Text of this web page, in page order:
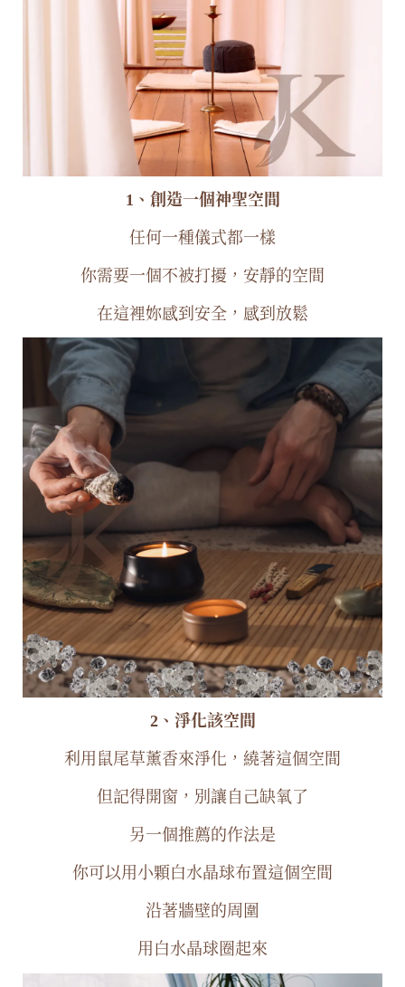
1、創造一個神聖空間
任何一種儀式都一樣
你需要一個不被打擾，安靜的空間
在這裡妳感到安全，感到放鬆
2、淨化該空間
利用鼠尾草薰香來淨化，繞著這個空間
但記得開窗，別讓自己缺氧了
另一個推薦的作法是
你可以用小顆白水晶球布置這個空間
沿著牆壁的周圍
用白水晶球圈起來